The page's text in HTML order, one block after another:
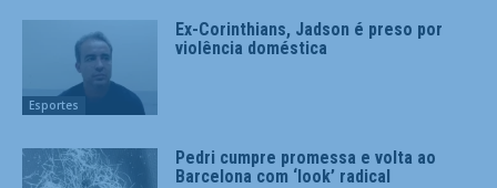
Esportes
Ex-Corinthians, Jadson é preso por
violência doméstica
Pedri cumpre promessa e volta ao
Barcelona com ‘look’ radical